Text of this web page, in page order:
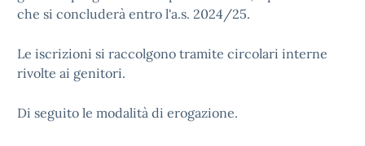
che si concluderà entro l'a.s. 2024/25.
Le iscrizioni si raccolgono tramite circolari interne
rivolte ai genitori.
Di seguito le modalità di erogazione.